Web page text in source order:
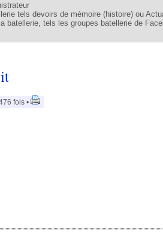
tels devoirs de mémoire (histoire) ou
batellerie, tels les groupes batellerie de
fois •